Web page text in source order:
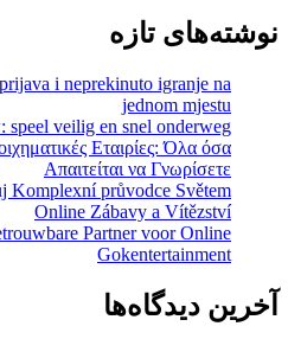
نوشته‌های تازه
i neprekinuto igranje na
jednom mjestu
speel veilig en snel onderweg
Εταιρίες: Όλα όσα
Απαιτείται να Γνωρίσετε
Komplexní průvodce Světem
Online Zábavy a Vítězství
Partner voor Online
Gokentertainment
آخرین دیدگاه‌ها